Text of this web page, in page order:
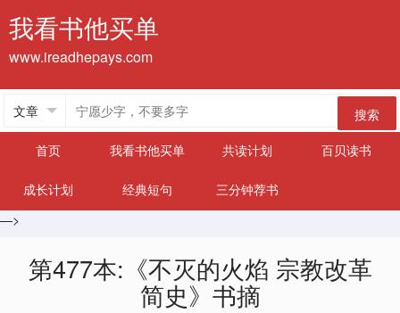
我看书他买单
www.ireadhepays.com
搜索
首页
我看书他买单 共读计划 百贝读书
成长计划 经典短句
三分钟荐书
—>
第477本:《不灭的火焰 宗教改革
简史》书摘